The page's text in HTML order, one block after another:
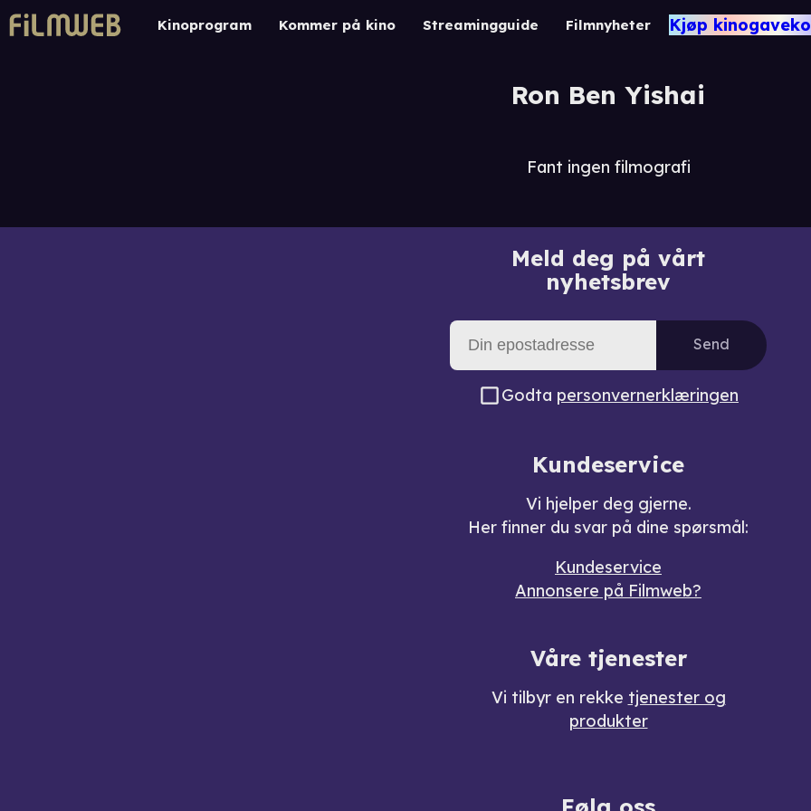
Kinoprogram Kommer på kino Streamingguide Filmnyheter Kjøp
Ron Ben Yishai
Fant ingen filmografi
Meld deg på vårt
nyhetsbrev
Send
Godta personvernerklæringen
Kundeservice
Vi hjelper deg gjerne.
Her finner du svar på dine spørsmål:
Kundeservice
Annonsere på Filmweb?
Våre tjenester
Vi tilbyr en rekke tjenester og
produkter